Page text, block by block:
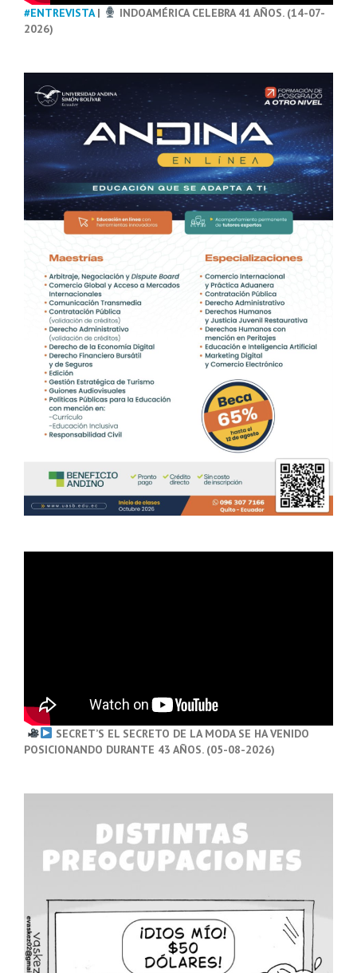
#ENTREVISTA|
INDOAMÉRICA CELEBRA 41 AÑOS. (14-07-
2026)
SECRET’S EL SECRETO DE LA MODA SE HA VENIDO
POSICIONANDO DURANTE 43 AÑOS. (05-08-2026)